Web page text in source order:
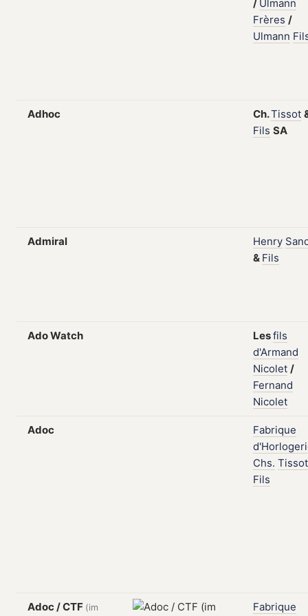
/ Ulmann
Frères /
Ulmann
Adhoc Ch.Tissot
Fils SA
Admiral Henry
& Fils
Ado Watch Lesfils
d'Armand
Nicolet /
Fernand
Nicolet
Adoc
Fabrique
Chs. Tissot
Fils
Adoc / CTF (im
Fabrique